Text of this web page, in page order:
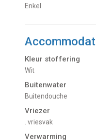
Enkel
Kleur stoffering
Wit
Buitenwater
buitendouche
Vriezer
. vriesvak
Verwarming